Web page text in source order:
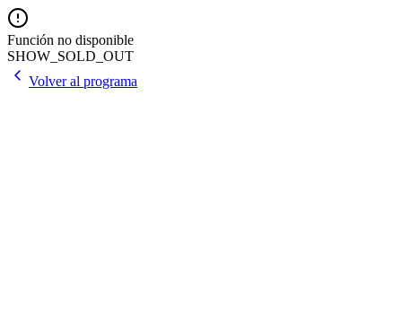
Función no disponible
SHOW_SOLD_OUT
Volver al programa